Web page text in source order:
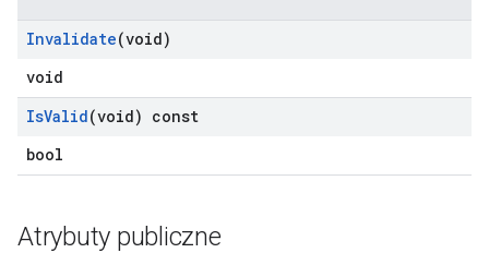
Invalidate(void)
void
IsValid(void) const
bool
Atrybuty publiczne